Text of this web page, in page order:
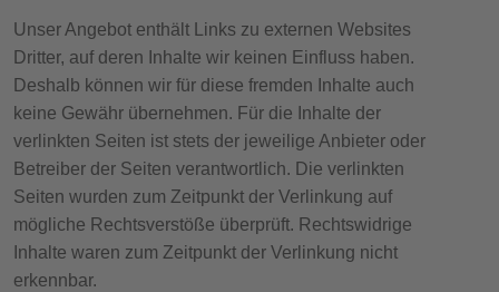
Unser Angebot enthält Links zu externen Websites
Dritter, auf deren Inhalte wir keinen Einfluss haben.
Deshalb können wir für diese fremden Inhalte auch
keine Gewähr übernehmen. Für die Inhalte der
verlinkten Seiten ist stets der jeweilige Anbieter oder
Betreiber der Seiten verantwortlich. Die verlinkten
Seiten wurden zum Zeitpunkt der Verlinkung auf
mögliche Rechtsverstöße überprüft. Rechtswidrige
Inhalte waren zum Zeitpunkt der Verlinkung nicht
erkennbar.